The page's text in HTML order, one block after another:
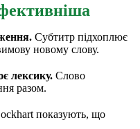
Субтитр підхоплює
новому слову.
лексику. Слово
разом.
показують, що